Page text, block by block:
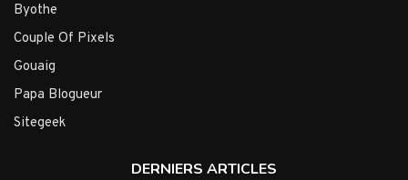
Byothe
Couple Of Pixels
Gouaig
Papa Blogueur
Sitegeek
DERNIERS ARTICLES